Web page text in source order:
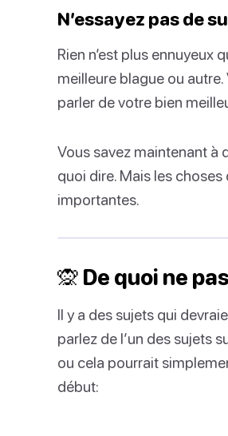
N’essayez pas de
Rien n’est plus ennuyeux
meilleure blague ou
parler de votre bien
Vous savez maintenant à
quoi dire. Mais les
importantes.
🙊 De quoi ne
Il y a des sujets qui
parlez de l’un des sujets
ou cela pourrait
début: